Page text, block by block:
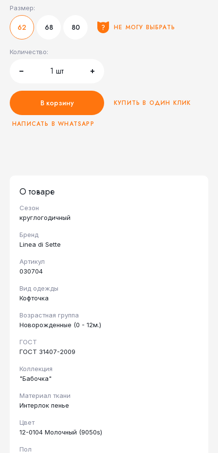
Размер:
62 68 80 НЕ МОГУ ВЫБРАТЬ
Количество:
1 шт
В корзину КУПИТЬ В ОДИН КЛИК
НАПИСАТЬ В WHATSAPP
О товаре
Сезон
круглогодичный
Бренд
Linea di Sette
Артикул
030704
Вид одежды
Кофточка
Возрастная группа
Новорожденные (0 - 12м.)
ГОСТ
ГОСТ 31407-2009
Коллекция
"Бабочка"
Материал ткани
Интерлок пенье
Цвет
12-0104 Молочный (9050s)
Пол